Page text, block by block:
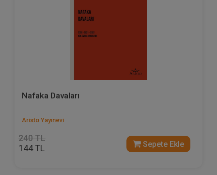
Nafaka Davaları
Aristo Yayınevi
240 TL
144 TL Sepete Ekle